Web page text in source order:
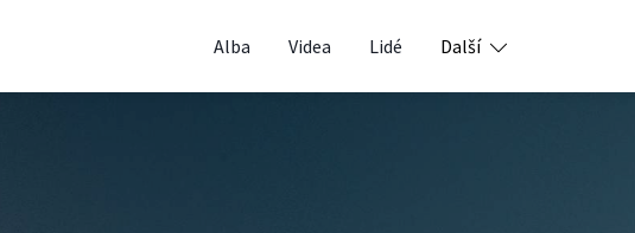
Alba Videa Lidé Další